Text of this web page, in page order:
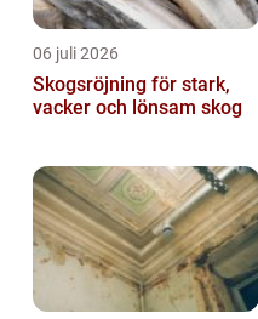
06 juli 2026
Skogsröjning för stark,
vacker och lönsam skog